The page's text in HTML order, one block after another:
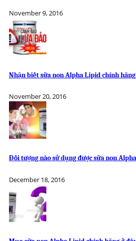
November 9, 2016
Nhận biết sữa non Alpha Lipid chính hãng
November 20, 2016
Đối tượng nào sử dụng được sữa non
December 18, 2016